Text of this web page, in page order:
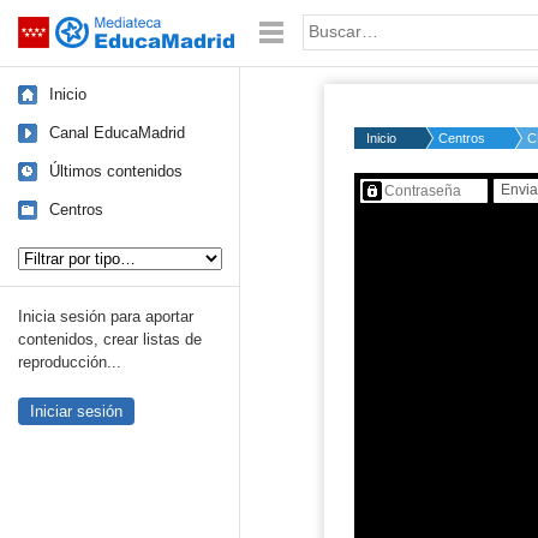
Saltar navegación Palabra o frase:
Inicio
Canal EducaMadrid
Últimos contenidos
Centros
Inicia sesión para aportar
contenidos, crear listas de
reproducción...
Iniciar sesión
Inicio Centros
Contenido protegido…